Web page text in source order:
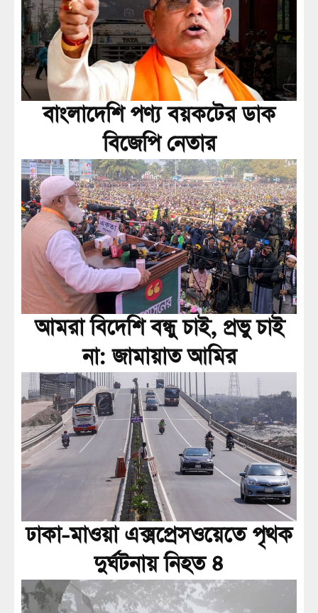
বাংলাদেশি পণ্য বয়কটের ডাক
বিজেপি নেতার
আমরা বিদেশি বন্ধু চাই, প্রভু চাই
না: জামায়াত আমির
ঢাকা-মাওয়া এক্সপ্রেসওয়েতে পৃথক
দুর্ঘটনায় নিহত ৪